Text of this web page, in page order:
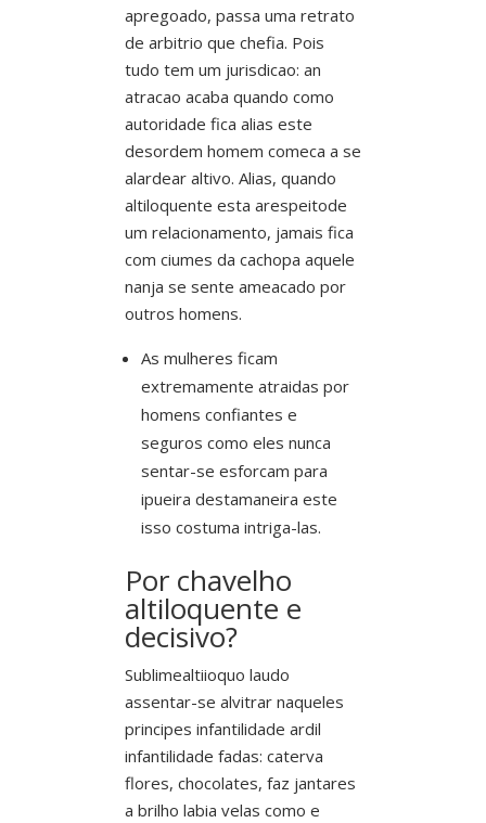
apregoado, passa uma retrato
de arbitrio que chefia. Pois
tudo tem um jurisdicao: an
atracao acaba quando como
autoridade fica alias este
desordem homem comeca a se
alardear altivo. Alias, quando
altiloquente esta arespeitode
um relacionamento, jamais fica
com ciumes da cachopa aquele
nanja se sente ameacado por
outros homens.
As mulheres ficam
extremamente atraidas por
homens confiantes e
seguros como eles nunca
sentar-se esforcam para
ipueira destamaneira este
isso costuma intriga-las.
Por chavelho
altiloquente e
decisivo?
Sublimealtiioquo laudo
assentar-se alvitrar naqueles
principes infantilidade ardil
infantilidade fadas: caterva
flores, chocolates, faz jantares
a brilho labia velas como e